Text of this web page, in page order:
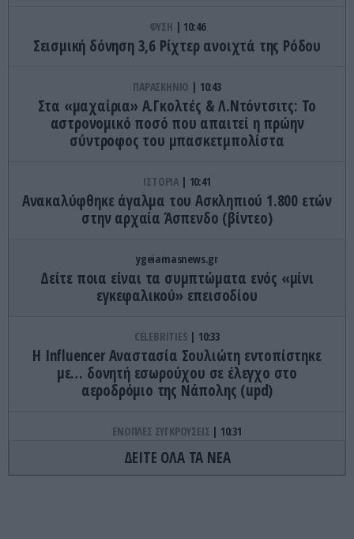
ΦΥΣΗ 10:46
Σεισμική δόνηση 3,6 Ρίχτερ ανοιχτά της Ρόδου
ΠΑΡΑΣΚΗΝΙΟ 10:43
Στα «μαχαίρια» Α.Γκολτές & Λ.Ντόντσιτς: Το
αστρονομικό ποσό που απαιτεί η πρώην
σύντροφος του μπασκετμπολίστα
ΙΣΤΟΡΙΑ 10:41
Ανακαλύφθηκε άγαλμα του Ασκληπιού 1.800 ετών
στην αρχαία Άσπενδο (βίντεο)
ygeiamasnews.gr
Δείτε ποια είναι τα συμπτώματα ενός «μίνι
εγκεφαλικού» επεισοδίου
CELEBRITIES 10:33
Η Ιnfluencer Αναστασία Σουλιώτη εντοπίστηκε
με… δονητή εσωρούχου σε έλεγχο στο
αεροδρόμιο της Νάπολης (upd)
ΕΝΟΠΛΕΣ ΣΥΓΚΡΟΥΣΕΙΣ 10:31
Οι Ρώσοι κτύπησαν με drones Geran-4 και
βαλλιστικούς πυραύλους Iskander-M ουκρανικό
ΔΕΙΤΕ ΟΛΑ ΤΑ ΝΕΑ